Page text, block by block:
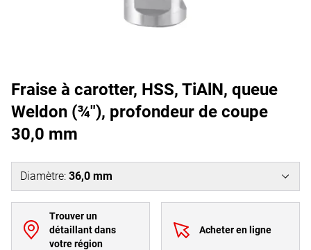
Fraise à carotter, HSS, TiAlN, queue
Weldon (¾"), profondeur de coupe
30,0 mm
Diamètre: 36,0 mm
Trouver un
détaillant dans
votre région
Acheter en ligne